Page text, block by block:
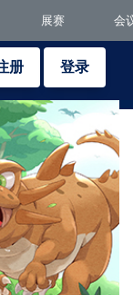
展赛 会
册 登录